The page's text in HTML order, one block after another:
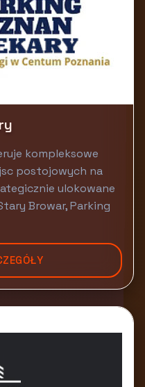
kompleksowe
postojowych na
ulokowane
Browar, Parking